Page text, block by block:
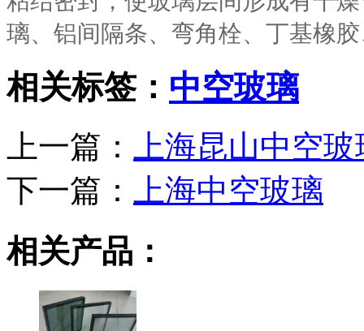
璃、铝间隔条、弯角栓、丁基橡
相关标签： 中空玻璃
上一篇：
上海昆山中空
下一篇：
上海中空玻璃
相关产品：